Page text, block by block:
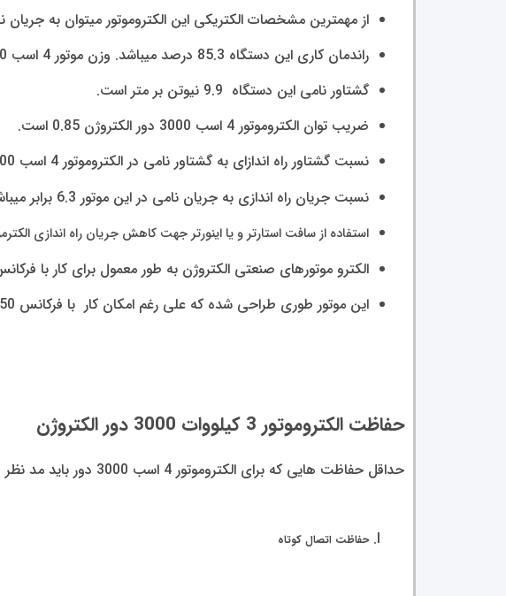
از مهمترین مشخصات الکتریکی این الکتروموتور میتوان به جریان نامی آن که 6.0 آمپر
راندمان کاری این دستگاه 85.3 درصد میباشد. وزن موتور 4 اسب 3000 دور الکتروژن 4.1 کیلو گرم است.
گشتاور نامی این دستگاه 9.9
نیوتن بر متر است.
ضریب توان الکتروموتور 4 اسب 3000 دور الکتروژن 0.85 است.
نسبت گشتاور راه اندازای به گشتاور نامی در الکتروموتور 4 اسب 3000 دور میتواند 2.8
نسبت جریان راه اندازی به جریان نامی در این موتور 6.3 برابر
استفاده از سافت استارتر و یا اینورتر جهت کاهش جریان راه اندازی
الکترو موتورهای صنعتی الکتروژن به طور معمول برای کار با فرکانس 50 هرتز طراحی شده
این موتور طوری طراحی شده که علی رغم امکان کار با فرکانس 50 هرتز میتواند با منبع تغذیه 60 هرتز نیز به کار گرفته شود.
حفاظت الکتروموتور 3 کیلووات 3000 دور الکتروژن
حداقل حفاظت هایی که برای الکتروموتور 4 اسب 3000 دور باید مد نظر قرار بگیرد عبارتند از :
حفاظت اتصال کوتاه